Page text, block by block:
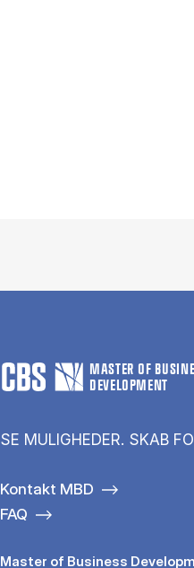
MASTER OF
DEVELOPMENT
SE MULIGHEDER. SKAB
Kontakt MBD
FAQ
Master of Business